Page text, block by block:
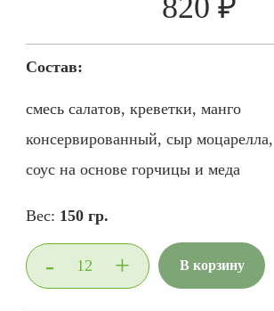
820 ₽
Состав:
смесь салатов, креветки, манго
консервированный, сыр
соус на основе горчицы и меда
Вес: 150 гр.
- + В корзину